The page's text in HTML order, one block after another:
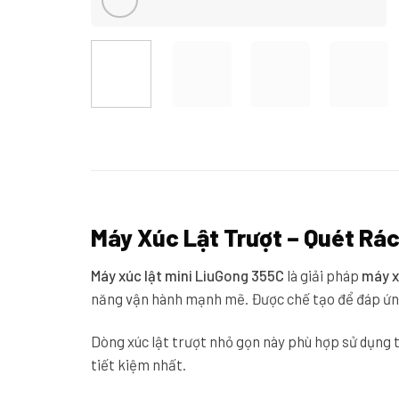
Máy Xúc Lật Trượt – Quét
Máy xúc lật mini LiuGong 355C là giải pháp máy
năng vận hành mạnh mẽ. Được chế tạo để đáp
Dòng xúc lật trượt nhỏ gọn này phù hợp sử dụng
tiết kiệm nhất.